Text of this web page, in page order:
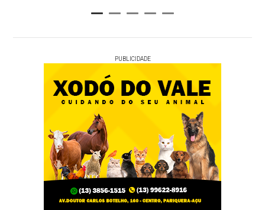
PUBLICIDADE